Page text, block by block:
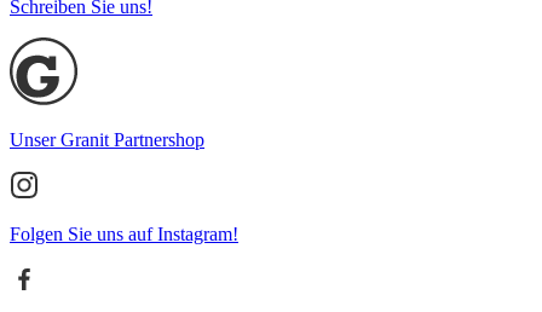
Schreiben Sie uns!
Unser Granit Partnershop
Folgen Sie uns auf Instagram!